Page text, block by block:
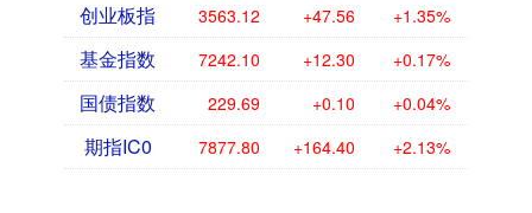
创业板指 3563.12 +47.56 +1.35%
基金指数 7242.10 +12.30 +0.17%
国债指数 229.69 +0.10 +0.04%
期指IC0 7877.80 +164.40 +2.13%